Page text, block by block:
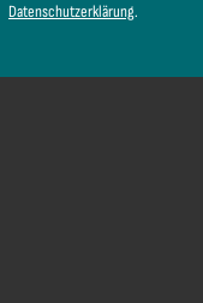
Datenschutzerklärung.